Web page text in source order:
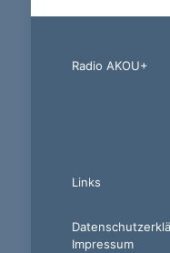
Radio AKOU+
Links
Impressum